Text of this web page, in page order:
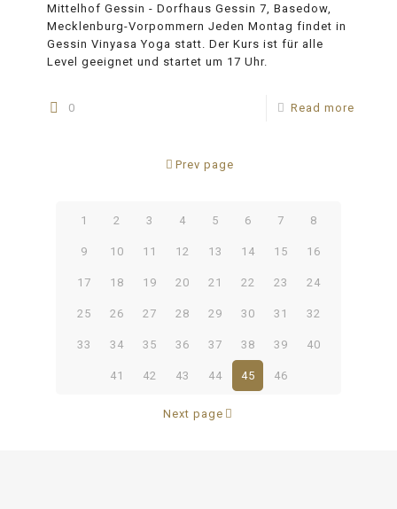
Mittelhof Gessin - Dorfhaus Gessin 7, Basedow,
Mecklenburg-Vorpommern Jeden Montag findet in
Gessin Vinyasa Yoga statt. Der Kurs ist für alle
Level geeignet und startet um 17 Uhr.
0 Read more
Prev page
1 2 3 4 5 6 7 8
9 10 11 12 13 14 15 16
17 18 19 20 21 22 23 24
25 26 27 28 29 30 31 32
33 34 35 36 37 38 39 40
41 42 43 44 45 46
Next page